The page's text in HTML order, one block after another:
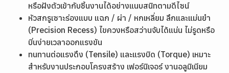
หรือฝังตัวเข้ากับชิ้นงานได้อย่างแนบสนิทตามดีไซน์
หัวสกรูเซาะร่องแบบ แฉก / ผ่า / หกเหลี่ยม ลึกและแม่นยำ
(Precision Recess) ไขควงหรือสว่านจับได้แน่น ไม่รูดหรือ
บิ่นง่ายเวลาออกแรงขัน
ทนทานต่อแรงดึง (Tensile) และแรงบิด (Torque) เหมาะ
สำหรับงานประกอบโครงสร้าง เฟอร์นิเจอร์ งานอลูมิเนียม